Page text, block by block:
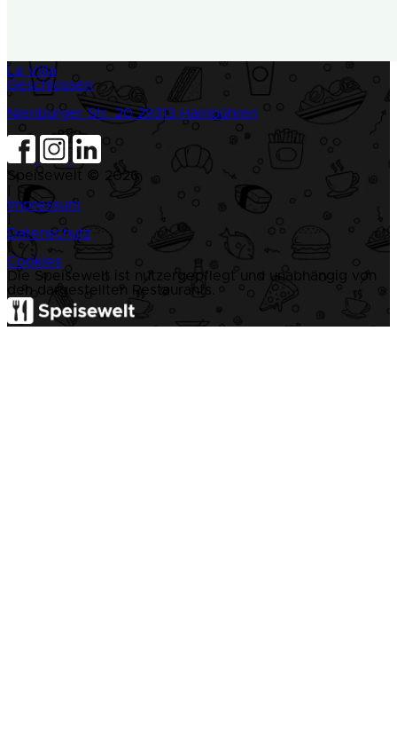
La Villa
Geschlossen
Nienburger Str. 20 29313 Hambühren
Speisewelt © 2026
Impressum
Datenschutz
Cookies
Die Speisewelt ist nutzergepflegt und unabhängig von
den dargestellten Restaurants.